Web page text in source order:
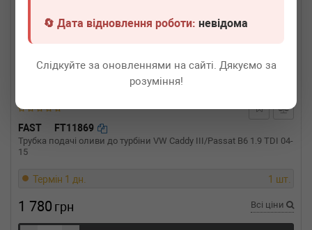
🔄 Дата відновлення роботи:невідома
Слідкуйте за оновленнями на сайті. Дякуємо за
розуміння!
FAST FT11869
Трубка подачі оливи до турбіни VW Caddy III/Passat B6 1.9 TDI 04-
15
Термін 1 дн. 1 шт.
1 780 грн Всі ціни